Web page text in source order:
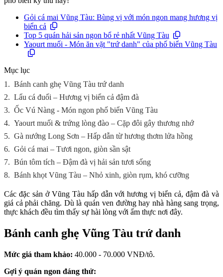
Gỏi cá mai Vũng Tàu: Bùng vị với món ngon mang hương vị
biển cả
Top 5 quán hải sản ngon bổ rẻ nhất Vũng Tàu
Yaourt muối - Món ăn vặt "trứ danh" của phố biển Vũng Tàu
Mục lục
1. Bánh canh ghẹ Vũng Tàu trứ danh
2. Lẩu cá đuối – Hương vị biển cả đậm đà
3. Ốc Vú Nàng - Món ngon phố biển Vũng Tàu
4. Yaourt muối & trứng lòng đào – Cặp đôi gây thương nhớ
5. Gà nướng Long Sơn – Hấp dẫn từ hương thơm lửa hồng
6. Gỏi cá mai – Tươi ngon, giòn sần sật
7. Bún tôm tích – Đậm đà vị hải sản tươi sống
8. Bánh khọt Vũng Tàu – Nhỏ xinh, giòn rụm, khó cưỡng
Các đặc sản ở Vũng Tàu hấp dẫn với hương vị biển cả, đậm đà và
giá cả phải chăng. Dù là quán ven đường hay nhà hàng sang trọng,
thực khách đều tìm thấy sự hài lòng với ẩm thực nơi đây.
Bánh canh ghẹ Vũng Tàu trứ danh
Mức giá tham khảo: 40.000 - 70.000 VNĐ/tô.
Gợi ý quán ngon đáng thử: